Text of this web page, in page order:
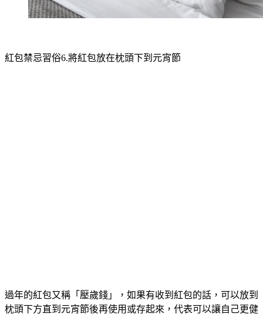
紅包禁忌習俗6.將紅包放在枕頭下到元宵節
過年的紅包又稱「壓歲錢」，如果有收到紅包的話，可以放到
枕頭下方直到元宵節後再使用或存起來，代表可以讓自己更健